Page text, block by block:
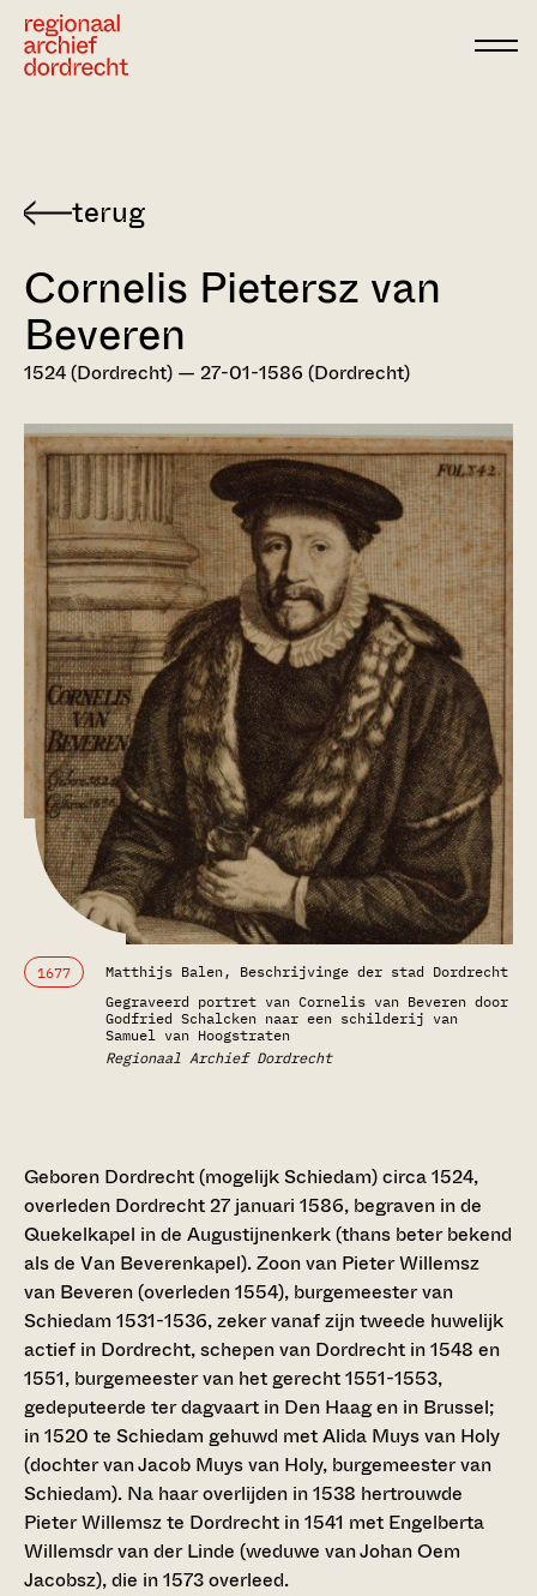
Terug
Dordts
biografisch
woordenboek
Cornelis Pietersz van
Beveren
1524 (Dordrecht) — 27-01-1586 (Dordrecht)
Matthijs Balen, Beschrijvinge der stad Dordrecht
Gegraveerd portret van Cornelis van Beveren door
Godfried Schalcken naar een schilderij van
Samuel van Hoogstraten
Regionaal Archief Dordrecht
1677
Geboren Dordrecht (mogelijk Schiedam) circa 1524,
overleden Dordrecht 27 januari 1586, begraven in de
Quekelkapel in de Augustijnenkerk (thans beter bekend
als de Van Beverenkapel). Zoon van Pieter Willemsz
van Beveren (overleden 1554), burgemeester van
Schiedam 1531-1536, zeker vanaf zijn tweede huwelijk
actief in Dordrecht, schepen van Dordrecht in 1548 en
1551, burgemeester van het gerecht 1551-1553,
gedeputeerde ter dagvaart in Den Haag en in Brussel;
in 1520 te Schiedam gehuwd met Alida Muys van Holy
(dochter van Jacob Muys van Holy, burgemeester van
Schiedam). Na haar overlijden in 1538 hertrouwde
Pieter Willemsz te Dordrecht in 1541 met Engelberta
Willemsdr van der Linde (weduwe van Johan Oem
Jacobsz), die in 1573 overleed.